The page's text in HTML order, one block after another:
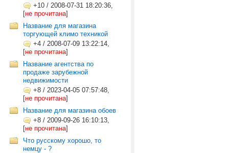
+10 / 2008-07-31 18:20:36,
[не прочитана]
Название для магазина
торгующей климо техникой
+4 / 2008-07-09 13:22:14,
[не прочитана]
Название агентства по
продаже зарубежной
недвижимости
+8 / 2023-04-05 07:57:48,
[не прочитана]
Название для магазина обоев
+8 / 2009-09-26 16:10:13,
[не прочитана]
Что русскому хорошо, то
немцу - ?